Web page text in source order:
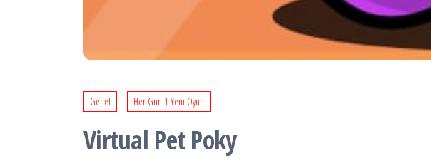
Genel Her Gün 1 Yeni Oyun
Virtual Pet Poky